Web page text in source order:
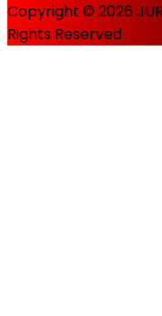
Copyright © 2026
Rights Reserved